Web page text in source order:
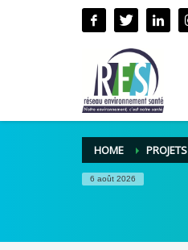
HOME PROJETS
6 août 2026